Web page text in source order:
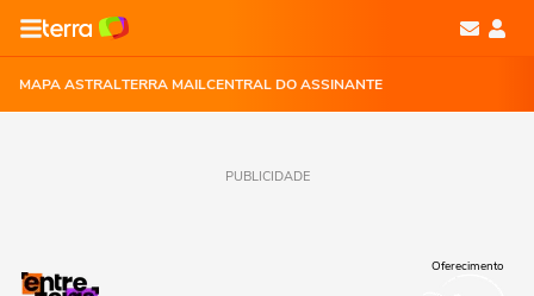
MAPA ASTRALTERRA MAILCENTRAL DO ASSINANTE
PUBLICIDADE
Oferecimento